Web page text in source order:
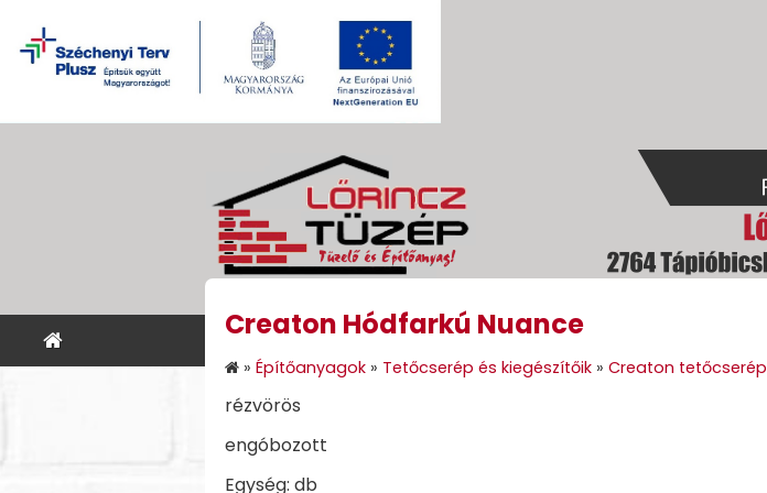
KEZDŐLAP ÉPÍTŐANYAGOK GÉPI FÖLDMUNKA
Creaton Hódfarkú Nuance
» Építőanyagok » Tetőcserép és kiegészítőik » Creaton tetőcserép
rézvörös
engóbozott
Egység: db